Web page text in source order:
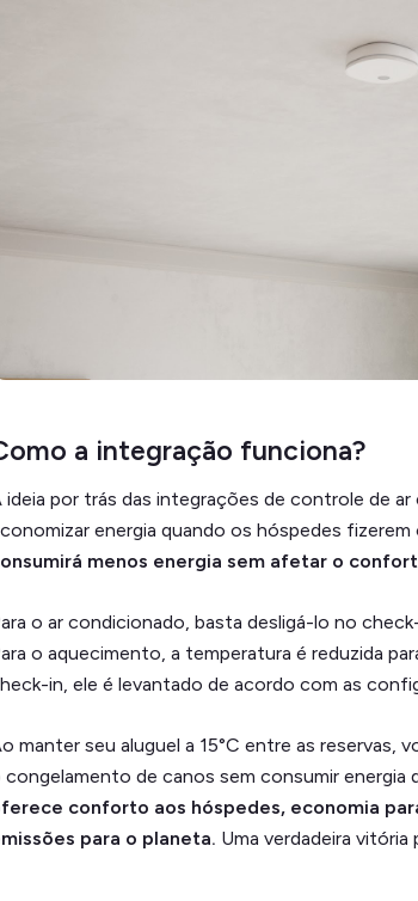
a integração funciona?
ideia por trás das integrações de controle de
energia quando os hóspedes
menos energia sem afetar o
o ar condicionado, basta desligá-lo no
o aquecimento, a temperatura é reduzida
in, ele é levantado de acordo com as
manter seu aluguel a 15°C entre as
congelamento de canos sem consumir energia
conforto aos hóspedes, economia
para o planeta. Uma verdadeira vitória